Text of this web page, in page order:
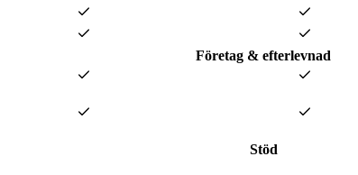
Företag & efterlevnad
Stöd